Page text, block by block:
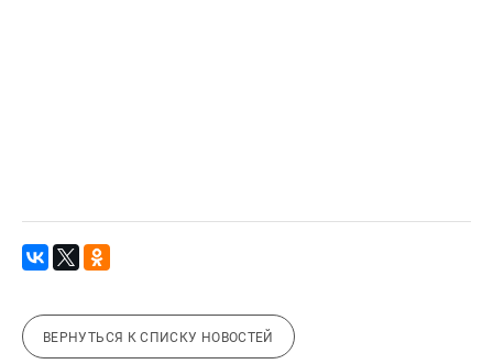
ВЕРНУТЬСЯ К СПИСКУ НОВОСТЕЙ